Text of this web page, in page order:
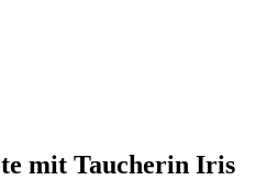
mit Taucherin Iris